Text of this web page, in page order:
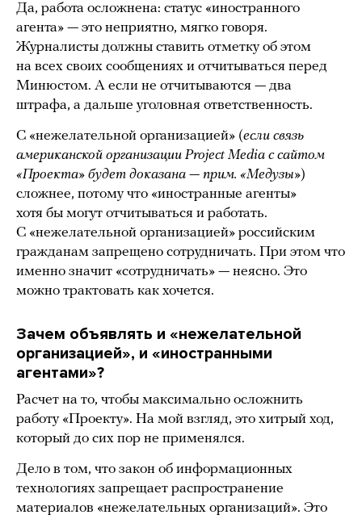
Да, работа осложнена: статус «иностранного
агента» — это неприятно, мягко говоря.
Журналисты должны ставить отметку об этом
на всех своих сообщениях и отчитываться перед
Минюстом. А если не отчитываются — два
штрафа, а дальше уголовная ответственность.
С «нежелательной организацией» (если связь
американской организации Project Media с сайтом
«Проекта» будет доказана — прим. «Медузы»)
сложнее, потому что «иностранные агенты»
хотя бы могут отчитываться и работать.
С «нежелательной организацией» российским
гражданам запрещено сотрудничать. При этом что
именно значит «сотрудничать» — неясно. Это
можно трактовать как хочется.
Зачем объявлять и «нежелательной
организацией», и «иностранными
агентами»?
Расчет на то, чтобы максимально осложнить
работу «Проекту». На мой взгляд, это хитрый ход,
который до сих пор не применялся.
Дело в том, что закон об информационных
технологиях запрещает распространение
материалов «нежелательных организаций». Это